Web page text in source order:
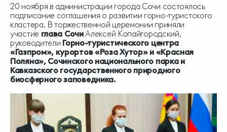
20 ноября в администрации города Сочи состоялось
подписание соглашения о развитии горно-туристского
кластера. В торжественной церемонии приняли
участие глава СочиАлексей Копайгородский,
руководители Горно-туристического центра
«Газпром», курортов «Роза Хутор» и «Красная
Поляна», Сочинского национального парка и
Кавказского государственного природного
биосферного заповедника.